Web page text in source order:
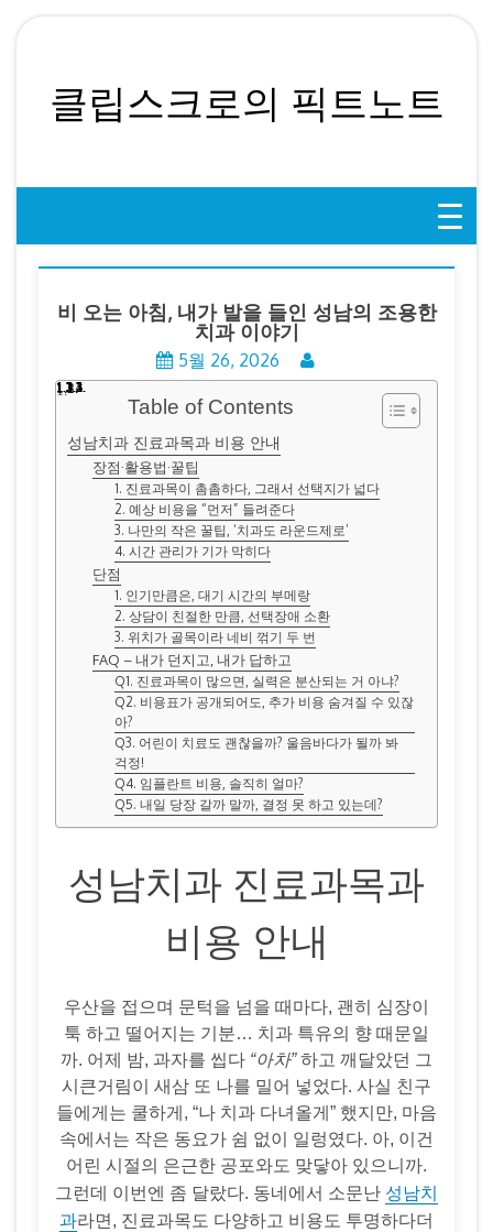
클립스크로의 픽트노트
비 오는 아침, 내가 발을 들인 성남의 조용한
치과 이야기
5월 26, 2026
Table of Contents
성남치과 진료과목과 비용 안내
장점·활용법·꿀팁
1. 진료과목이 촘촘하다, 그래서 선택지가 넓다
2. 예상 비용을 “먼저” 들려준다
3. 나만의 작은 꿀팁, ‘치과도 라운드제로’
4. 시간 관리가 기가 막히다
단점
1. 인기만큼은, 대기 시간의 부메랑
2. 상담이 친절한 만큼, 선택장애 소환
3. 위치가 골목이라 네비 꺾기 두 번
FAQ – 내가 던지고, 내가 답하고
Q1. 진료과목이 많으면, 실력은 분산되는 거 아냐?
Q2. 비용표가 공개되어도, 추가 비용 숨겨질 수 있잖
아?
Q3. 어린이 치료도 괜찮을까? 울음바다가 될까 봐
걱정!
Q4. 임플란트 비용, 솔직히 얼마?
Q5. 내일 당장 갈까 말까, 결정 못 하고 있는데?
성남치과 진료과목과
비용 안내
우산을 접으며 문턱을 넘을 때마다, 괜히 심장이
툭 하고 떨어지는 기분… 치과 특유의 향 때문일
까. 어제 밤, 과자를 씹다 “아차”하고 깨달았던 그
시큰거림이 새삼 또 나를 밀어 넣었다. 사실 친구
들에게는 쿨하게, “나 치과 다녀올게” 했지만, 마음
속에서는 작은 동요가 쉼 없이 일렁였다. 아, 이건
어린 시절의 은근한 공포와도 맞닿아 있으니까.
그런데 이번엔 좀 달랐다. 동네에서 소문난 성남치
과라면, 진료과목도 다양하고 비용도 투명하다더